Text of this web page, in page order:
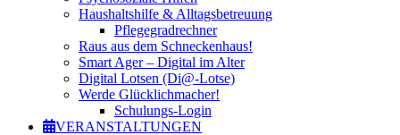
Haushaltshilfe & Alltagsbetreuung
Pflegegradrechner
Raus aus dem Schneckenhaus!
Smart Ager – Digital im Alter
Digital Lotsen (Di@-Lotse)
Werde Glücklichmacher!
Schulungs-Login
VERANSTALTUNGEN